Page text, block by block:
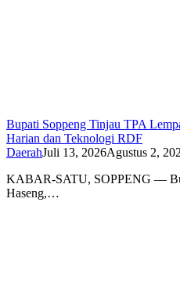
Bupati Soppeng Tinjau TPA
Harian dan Teknologi RDF
DaerahJuli 13, 2026Agustus 2,
KABAR-SATU, SOPPENG —
Haseng,…